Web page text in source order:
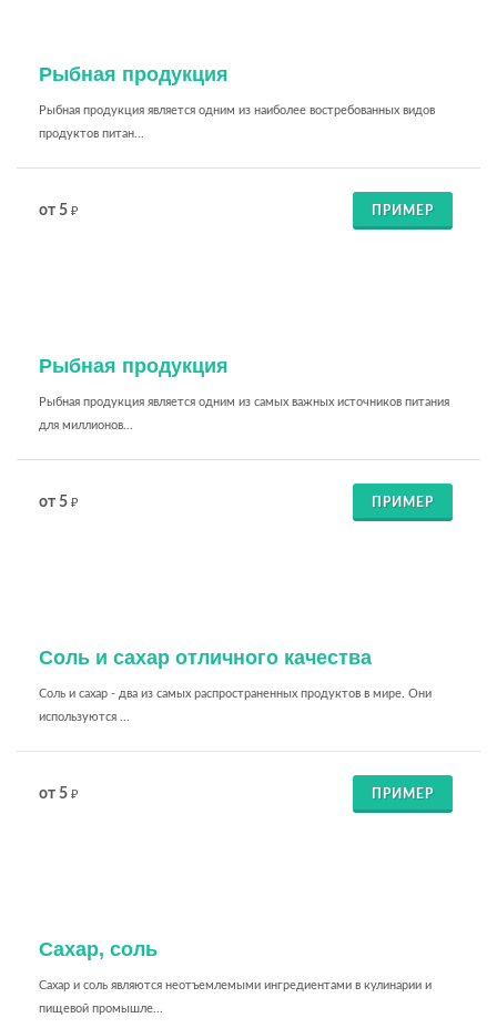
Рыбная продукция
Рыбная продукция является одним из наиболее востребованных видов
продуктов питан...
от 5 ₽ ПРИМЕР
Рыбная продукция
Рыбная продукция является одним из самых важных источников питания
для миллионов...
от 5 ₽ ПРИМЕР
Соль и сахар отличного качества
Соль и сахар - два из самых распространенных продуктов в мире. Они
используются ...
от 5 ₽ ПРИМЕР
Сахар, соль
Сахар и соль являются неотъемлемыми ингредиентами в кулинарии и
пищевой промышле...